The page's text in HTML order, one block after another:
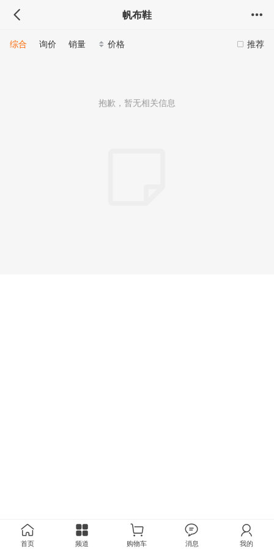
帆布鞋
推荐
综合 询价 销量 价格
抱歉，暂无相关信息
首页 频道 购物车 消息 我的